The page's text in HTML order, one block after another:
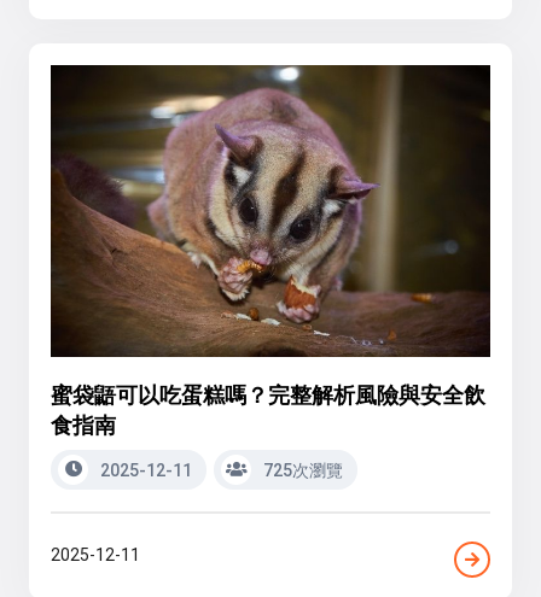
蜜袋鼯可以吃蛋糕嗎？完整解析風險與安全飲
食指南
2025-12-11 725次瀏覽
2025-12-11